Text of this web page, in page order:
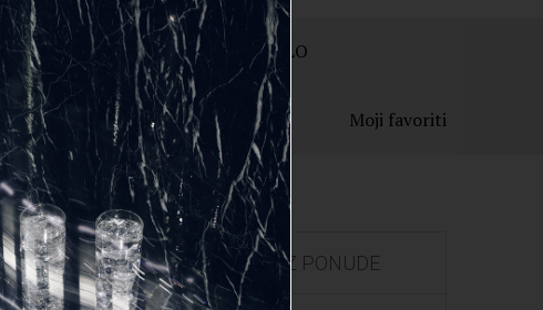
POKLON PAKIRANJA OSTALO
Moji favoriti
IZDVOJENO IZ PONUDE